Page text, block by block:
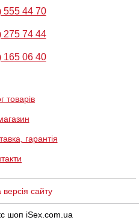
посадка, як правило,
Також в розділі можна
білизну незамінною. І
відведе зайву вологу.
555 44 70
275 74 44
165 06 40
товарів
гарантія
сайту
шоп iSex.com.ua